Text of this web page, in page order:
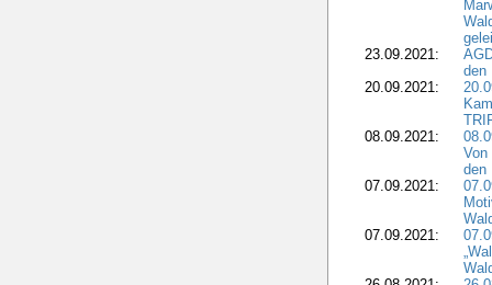
23.09.2021:
den
20.09.2021:
08.09.2021:
den
07.09.2021:
07.09.2021: